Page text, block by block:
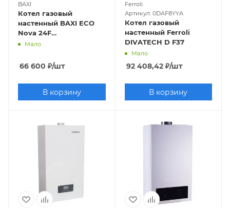
BAXI
Котел газовый
настенный BAXI ECO
Nova 24F
(двухконтурный, 24
Мало
66 600 ₽/шт
В корзину
Ferroli
Артикул: 0DAF8YYA
Котел газовый
настенный Ferroli
DIVATECH D F37
Мало
92 408,42₽/шт
В корзину